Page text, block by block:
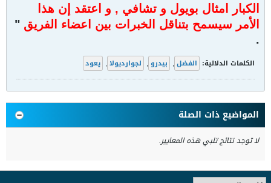
الكبار امثال بويول و تشافي , و اعتقد إن هذا
الأمر سيسمح بتناقل الخبرات بين اعضاء الفريق "
.
الكلمات الدلالية: الفضل , بيدرو , لجوارديولا , يعود
المواضيع ذات الصلة
لا توجد نتائج تلبي هذه المعايير.